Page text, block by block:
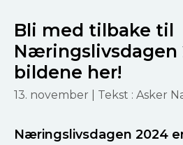
Bli med tilbake til
Næringslivsdagen
bildene her!
13. november | Tekst : Asker
Næringslivsdagen 2024